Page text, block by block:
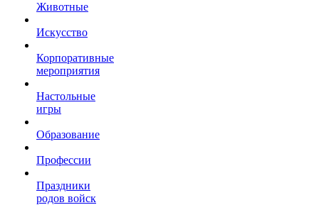
Животные
Искусство
Корпоративные
мероприятия
Настольные
игры
Образование
Профессии
Праздники
родов войск